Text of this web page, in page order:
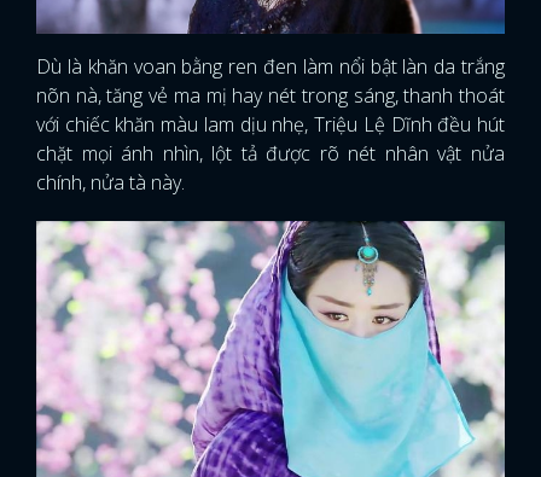
Dù là khăn voan bằng ren đen làm nổi bật làn da trắng
nõn nà, tăng vẻ ma mị hay nét trong sáng, thanh thoát
với chiếc khăn màu lam dịu nhẹ, Triệu Lệ Dĩnh đều hút
chặt mọi ánh nhìn, lột tả được rõ nét nhân vật nửa
chính, nửa tà này.